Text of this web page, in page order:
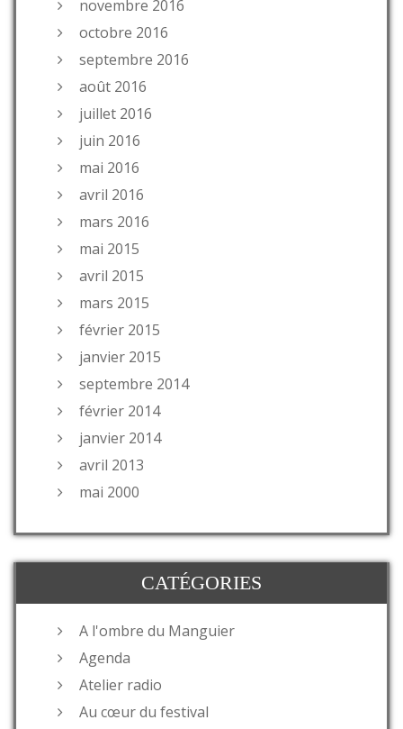
novembre 2016
octobre 2016
septembre 2016
août 2016
juillet 2016
juin 2016
mai 2016
avril 2016
mars 2016
mai 2015
avril 2015
mars 2015
février 2015
janvier 2015
septembre 2014
février 2014
janvier 2014
avril 2013
mai 2000
CATÉGORIES
A l'ombre du Manguier
Agenda
Atelier radio
Au cœur du festival